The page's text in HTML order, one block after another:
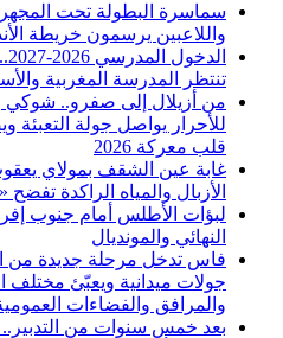
سماسرة البطولة تحت
واللاعبين يرسمون خريطة
تنتظر المدرسة المغربية
من أزيلال إلى صفرو..
للأحرار يواصل جولة
قلب معركة 2026
الأزبال والمياه الراكدة
لبؤات الأطلس أمام جنوب
النهائي والمونديال
فاس تدخل مرحلة جديدة من
جولات ميدانية ويعبّئ مختلف
والمرافق والفضاءات
بعد خمس سنوات من التدبير..